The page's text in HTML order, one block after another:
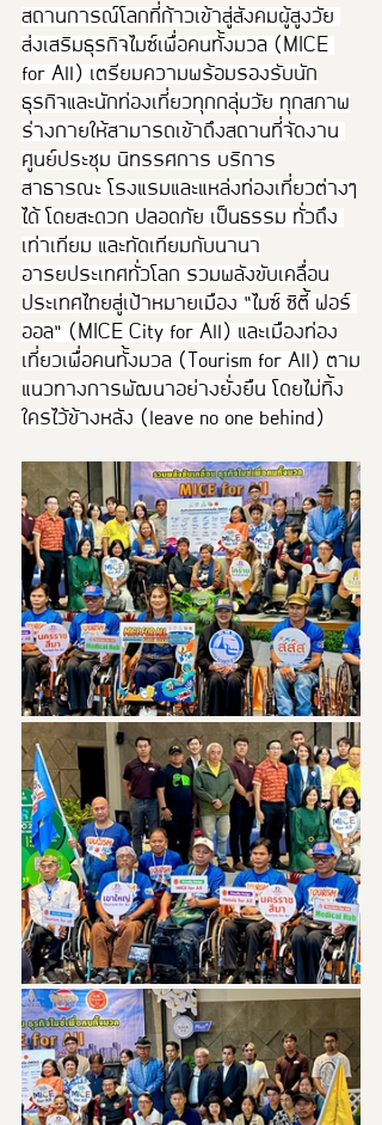
สถานการณ์โลกที่ก้าวเข้าสู่สังคมผู้สูงวัย
ส่งเสริมธุรกิจไมซ์เพื่อคนทั้งมวล (MICE
for All) เตรียมความพร้อมรองรับนัก
ธุรกิจและนักท่องเที่ยวทุกกลุ่มวัย ทุกสภาพ
ร่างกายให้สามารถเข้าถึงสถานที่จัดงาน
ศูนย์ประชุม นิทรรศการ บริการ
สาธารณะ โรงแรมและแหล่งท่องเที่ยวต่างๆ
ได้ โดยสะดวก ปลอดภัย เป็นธรรม ทั่วถึง
เท่าเทียม และทัดเทียมกับนานา
อารยประเทศทั่วโลก รวมพลังขับเคลื่อน
ประเทศไทยสู่เป้าหมายเมือง “ไมซ์ ซิตี้ ฟอร์
ออล” (MICE City for All) และเมืองท่อง
เที่ยวเพื่อคนทั้งมวล (Tourism for All) ตาม
แนวทางการพัฒนาอย่างยั่งยืน โดยไม่ทิ้ง
ใครไว้ข้างหลัง (leave no one behind)